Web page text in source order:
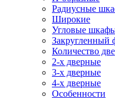
Радиусные
Широкие
Угловые
Закругленный
Количество
2-х дверные
3-х дверные
4-х дверные
Особенности